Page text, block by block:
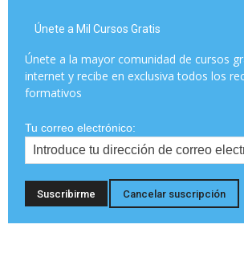
Únete a Mil Cursos Gratis
Únete a la mayor comunidad de cursos
internet y recibe en exclusiva todos los
formativos
Tu correo electrónico: